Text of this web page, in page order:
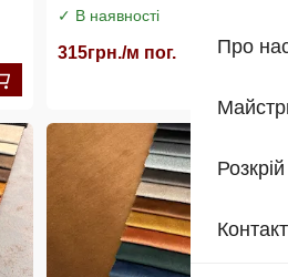
Про
Розкрій
✓ В наявності
315грн./м пог.